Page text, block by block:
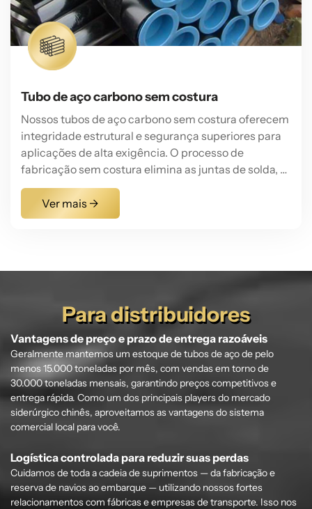
Tubo de aço carbono sem costura
Nossos tubos de aço carbono sem costura oferecem
integridade estrutural e segurança superiores para
aplicações de alta exigência. O processo de
fabricação sem costura elimina as juntas de solda, o
ponto mais frágil em tubos soldados, garantindo
excepcional contenção de pressão e resistência
uniforme em toda a sua extensão. Isso os torna
especificação. Fornecemos tubos sem costura em
A53, com controle preciso sobre a espessura da
parede e o diâmetro externo.
Ver mais →
Para distribuidores
Vantagens de preço e prazo de entrega razoáveis
Geralmente mantemos um estoque de tubos de aço de pelo
menos 15.000 toneladas por mês, com vendas em torno de
30.000 toneladas mensais, garantindo preços competitivos e
entrega rápida. Como um dos principais players do mercado
siderúrgico chinês, aproveitamos as vantagens do sistema
comercial local para você.
Logística controlada para reduzir suas perdas
Cuidamos de toda a cadeia de suprimentos — da fabricação e
reserva de navios ao embarque — utilizando nossos fortes
relacionamentos com fábricas e empresas de transporte. Isso nos